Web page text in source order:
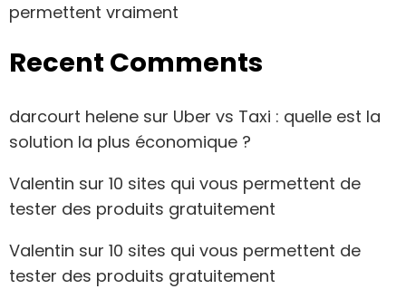
permettent vraiment
Recent Comments
darcourt helene sur Uber vs Taxi : quelle est la
solution la plus économique ?
Valentin sur 10 sites qui vous permettent de
tester des produits gratuitement
Valentin sur 10 sites qui vous permettent de
tester des produits gratuitement